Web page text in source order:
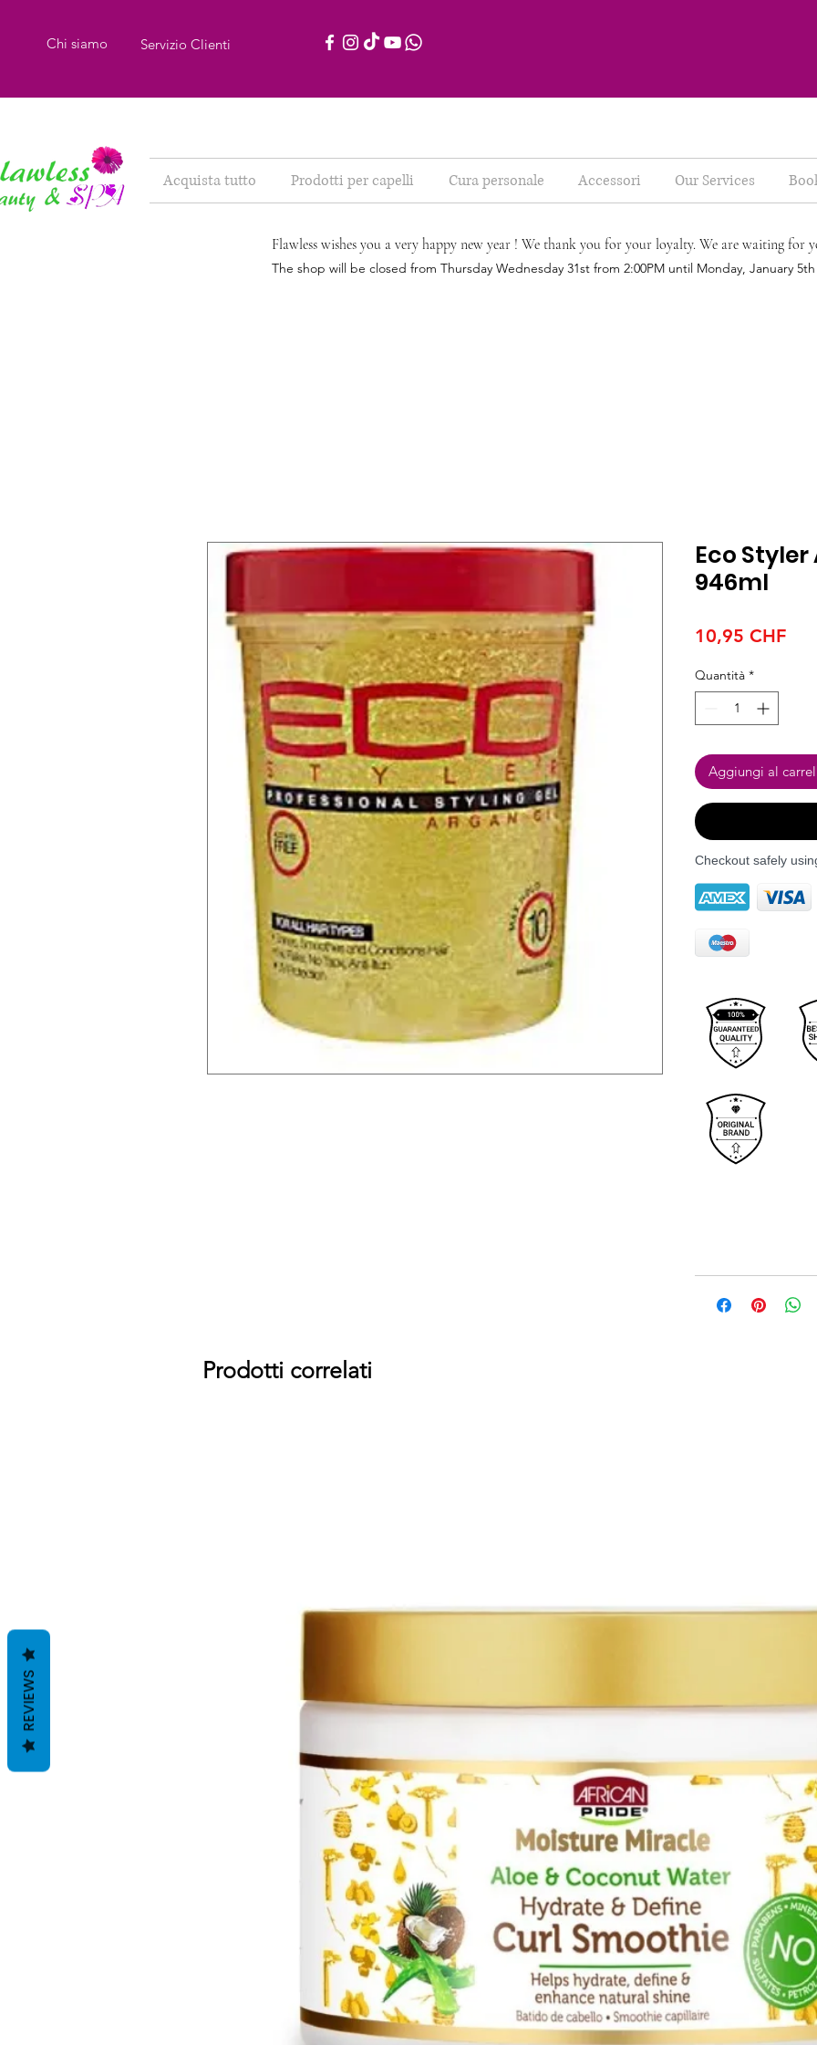
Chi siamo Servizio Clienti
Acquista tutto Prodotti per capelli Cura personale Accessori Our Services
Flawless wishes you a very happy new year ! We thank you for your loyalty. We are waiting for
The shop will be closed from Thursday Wednesday 31st from 2:00PM until Monday, January
Eco Styler
946ml
10,95 CHF
Quantità *
Aggiungi al
Checkout safely
Prodotti correlati
REVIEWS